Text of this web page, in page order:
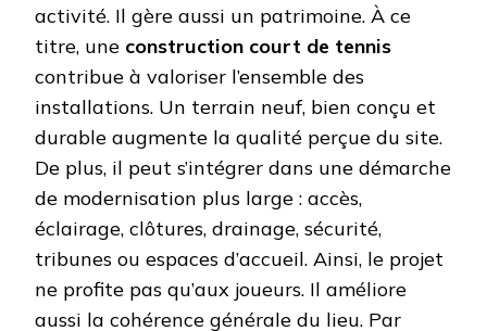
activité. Il gère aussi un patrimoine. À ce
titre, une construction court de tennis
contribue à valoriser l’ensemble des
installations. Un terrain neuf, bien conçu et
durable augmente la qualité perçue du site.
De plus, il peut s’intégrer dans une démarche
de modernisation plus large : accès,
éclairage, clôtures, drainage, sécurité,
tribunes ou espaces d’accueil. Ainsi, le projet
ne profite pas qu’aux joueurs. Il améliore
aussi la cohérence générale du lieu. Par